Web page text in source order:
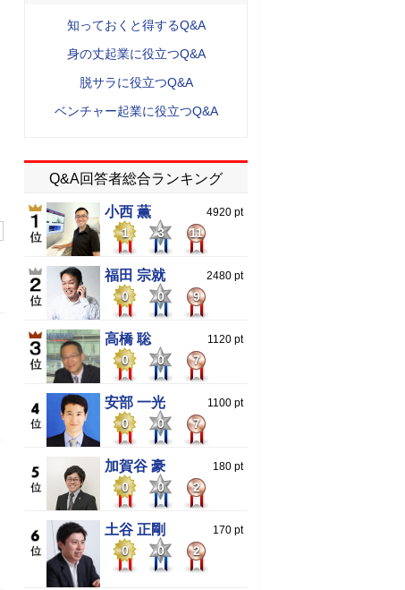
知っておくと得するQ&A
身の丈起業に役立つQ&A
脱サラに役立つQ&A
ベンチャー起業に役立つQ&A
Q&A回答者総合ランキング
小西 薫 4920 pt
1 3 11
福田 宗就 2480 pt
0 0 9
高橋 聡 1120 pt
0 0 7
安部 一光 1100 pt
0 0 7
加賀谷 豪 180 pt
0 0 2
土谷 正剛 170 pt
0 0 2